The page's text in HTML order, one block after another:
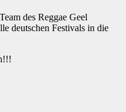
des Reggae Geel
deutschen Festivals in die